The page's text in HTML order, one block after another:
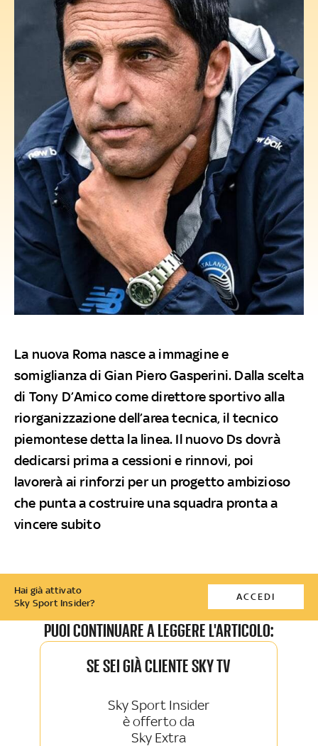
La nuova Roma nasce a immagine e
somiglianza di Gian Piero Gasperini. Dalla scelta
di Tony D’Amico come direttore sportivo alla
riorganizzazione dell’area tecnica, il tecnico
piemontese detta la linea. Il nuovo Ds dovrà
dedicarsi prima a cessioni e rinnovi, poi
lavorerà ai rinforzi per un progetto ambizioso
che punta a costruire una squadra pronta a
vincere subito
Hai già attivato
Sky Sport Insider?
ACCEDI
PUOI CONTINUARE A LEGGERE L'ARTICOLO:
SE SEI GIÀ CLIENTE SKY TV
Sky Sport Insider
è offerto da
Sky Extra